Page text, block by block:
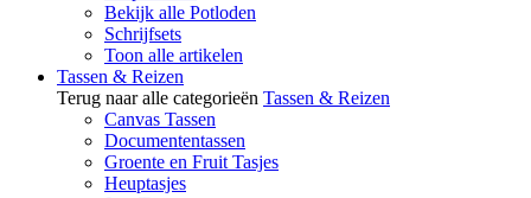
Bekijk alle Potloden
Schrijfsets
Toon alle artikelen
Tassen & Reizen
Terug naar alle categorieën Tassen & Reizen
Canvas Tassen
Documententassen
Groente en Fruit Tasjes
Heuptasjes